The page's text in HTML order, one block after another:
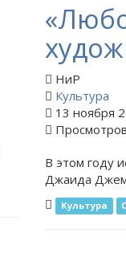
НиР
Культура
13 ноября
В этом году
Джаида
Культура